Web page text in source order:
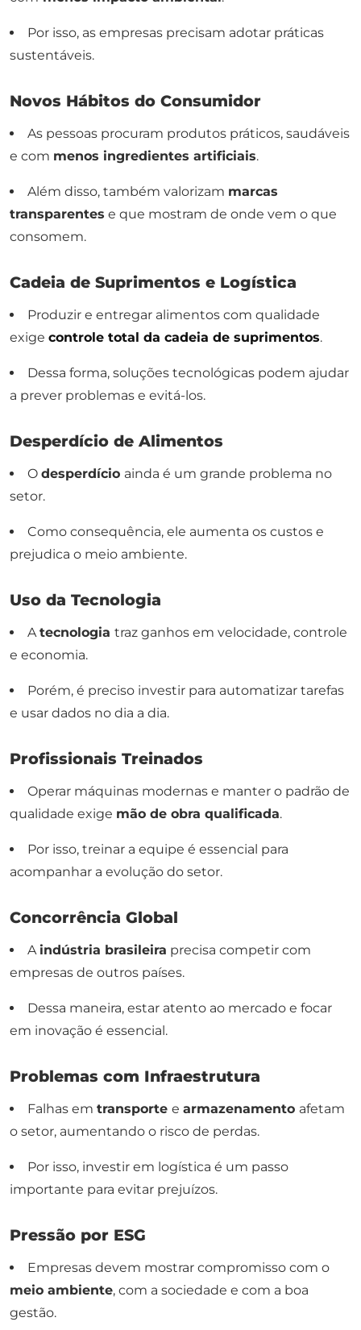
Por isso, as empresas precisam adotar práticas
sustentáveis.
Novos Hábitos do Consumidor
As pessoas procuram produtos práticos, saudáveis
e com menos ingredientes artificiais.
Além disso, também valorizam marcas
transparentes e que mostram de onde vem o que
consomem.
Cadeia de Suprimentos e Logística
Produzir e entregar alimentos com qualidade
exige controle total da cadeia de suprimentos.
Dessa forma, soluções tecnológicas podem ajudar
a prever problemas e evitá-los.
Desperdício de Alimentos
O desperdício ainda é um grande problema no
setor.
Como consequência, ele aumenta os custos e
prejudica o meio ambiente.
Uso da Tecnologia
Atecnologia traz ganhos em velocidade, controle
e economia.
Porém, é preciso investir para automatizar tarefas
e usar dados no dia a dia.
Profissionais Treinados
Operar máquinas modernas e manter o padrão de
qualidade exige mão de obra qualificada.
Por isso, treinar a equipe é essencial para
acompanhar a evolução do setor.
Concorrência Global
A indústria brasileira precisa competir com
empresas de outros países.
Dessa maneira, estar atento ao mercado e focar
em inovação é essencial.
Problemas com Infraestrutura
Falhas em transporte e armazenamento afetam
o setor, aumentando o risco de perdas.
Por isso, investir em logística é um passo
importante para evitar prejuízos.
Pressão por ESG
Empresas devem mostrar compromisso com o
meio ambiente, com a sociedade e com a boa
gestão.